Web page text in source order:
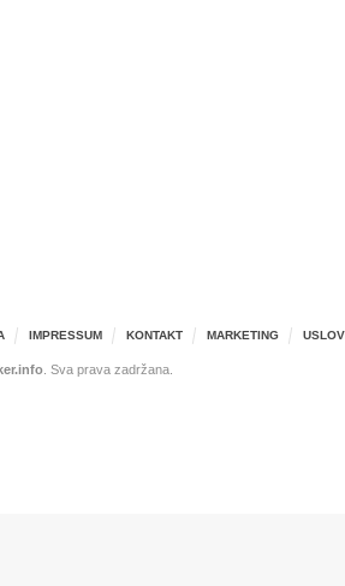
IMPRESSUM KONTAKT MARKETING
. Sva prava zadržana.